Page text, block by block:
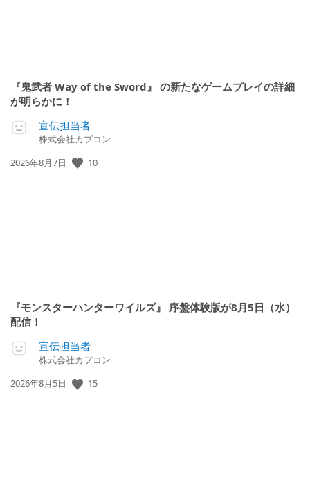
『鬼武者 Way of the Sword』 の新たなゲームプレイの詳細
が明らかに！
宣伝担当者
株式会社カプコン
公
2026年8月7日 10
『モンスターハンターワイルズ』 序盤体験版が8月5日（水）
配信！
宣伝担当者
株式会社カプコン
公
2026年8月5日 15